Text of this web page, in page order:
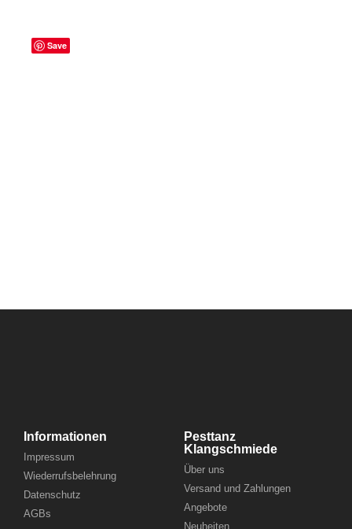
Informationen
Impressum
Wiederrufsbelehrung
Datenschutz
AGBs
Pesttanz
Klangschmiede
Über uns
Versand und Zahlungen
Angebote
Neuheiten